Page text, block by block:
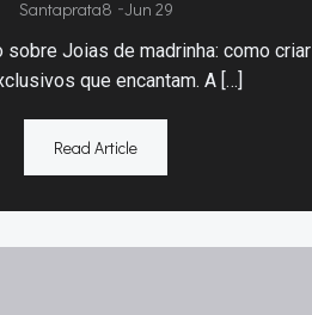
Santaprata8 -Jun 29
sobre Joias de madrinha: como criar
que encantam. A […]
Read Article